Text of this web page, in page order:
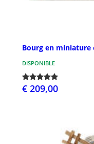
Bourg en miniature
DISPONIBLE
€ 209,00